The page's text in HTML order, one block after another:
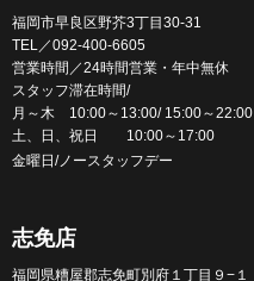
福岡市早良区野芥3丁目30-31
TEL／092-400-6605
営業時間／24時間営業・年中無休
スタッフ滞在時間/
月～木 10:00～13:00/ 15:00～22:00
土、日、祝日 10:00～17:00
金曜日/ノースタッフデー
志免店
福岡県糟屋郡志免町別府１丁目９−１